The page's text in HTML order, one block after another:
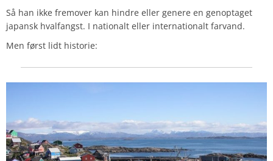
Så han ikke fremover kan hindre eller genere en genoptaget
japansk hvalfangst. I nationalt eller internationalt farvand.
Men først lidt historie: